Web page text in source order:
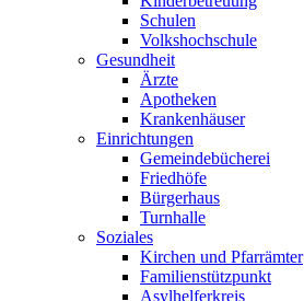
Schulen
Volkshochschule
Gesundheit
Ärzte
Apotheken
Krankenhäuser
Einrichtungen
Gemeindebücherei
Friedhöfe
Bürgerhaus
Turnhalle
Soziales
Kirchen und Pfarrämter
Familienstützpunkt
Asylhelferkreis